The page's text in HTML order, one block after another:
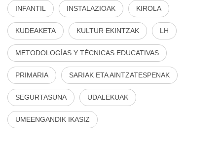
INFANTIL INSTALAZIOAK KIROLA
KUDEAKETA KULTUR EKINTZAK LH
METODOLOGÍAS Y TÉCNICAS EDUCATIVAS
PRIMARIA SARIAK ETA AINTZATESPENAK
SEGURTASUNA UDALEKUAK
UMEENGANDIK IKASIZ